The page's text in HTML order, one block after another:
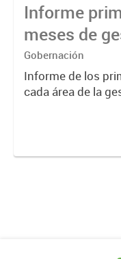
Informe
meses de
23 / JUN 24
Gobernación
Informe de los
cada área de la